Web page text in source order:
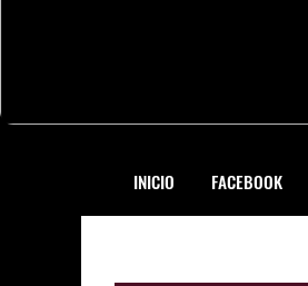
INICIO FACEBOOK